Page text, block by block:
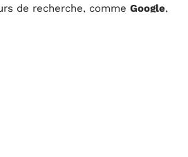
de recherche, comme Google,